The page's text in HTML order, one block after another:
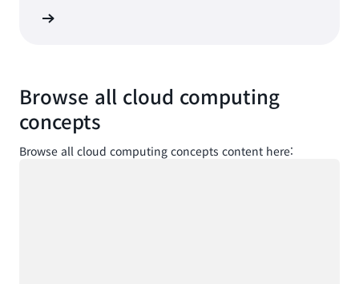
Browse all cloud computing
concepts
Browse all cloud computing concepts content here: